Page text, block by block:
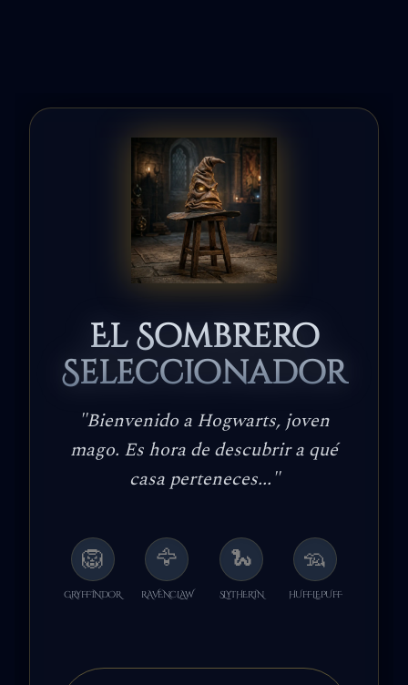
El Sombrero
Seleccionador
"Bienvenido a Hogwarts, joven
mago. Es hora de descubrir a qué
casa perteneces..."
🦁
GRYFFINDOR
🦅
RAVENCLAW
🐍
SLYTHERIN
🦡
HUFFLEPUFF